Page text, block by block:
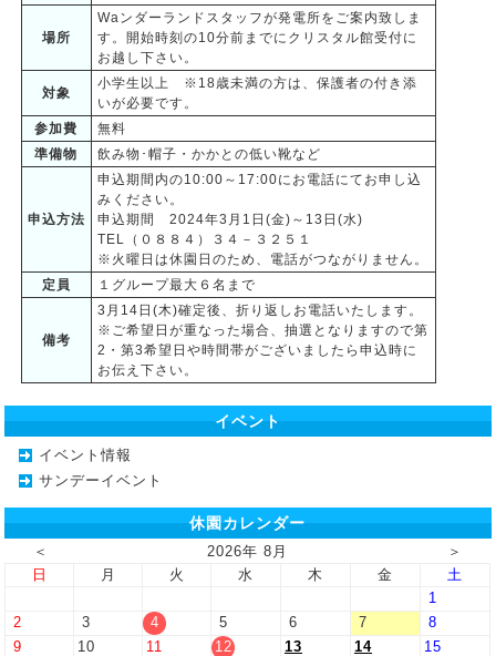
場所
Waンダーランドスタッフが発電所をご案内致しま
す。開始時刻の10分前までにクリスタル館受付に
お越し下さい。
対象
小学生以上 ※18歳未満の方は、保護者の付き添
いが必要です。
参加費
無料
準備物
飲み物･帽子・かかとの低い靴など
申込方法
申込期間内の10:00～17:00にお電話にてお申し込
みください。
申込期間 2024年3月1日(金)～13日(水)
TEL（０８８４）３４－３２５１
※火曜日は休園日のため、電話がつながりません。
定員
１グループ最大６名まで
備考
3月14日(木)確定後、折り返しお電話いたします。
※ご希望日が重なった場合、抽選となりますので第
2・第3希望日や時間帯がございましたら申込時に
お伝え下さい。
イベント
イベント情報
サンデーイベント
休園カレンダー
＜ 2026年 8月
＞
日
月 火 水 木 金
土
1
2
3 4 5 6 7
8
9
10 11 12 13 14
15